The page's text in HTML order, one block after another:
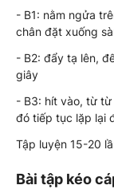
- B1: nằm ngửa
chân đặt xuống
- B2: đẩy tạ lên,
giây
- B3: hít vào, từ từ
đó tiếp tục lặp lại
Tập luyện 15-20
Bài tập kéo